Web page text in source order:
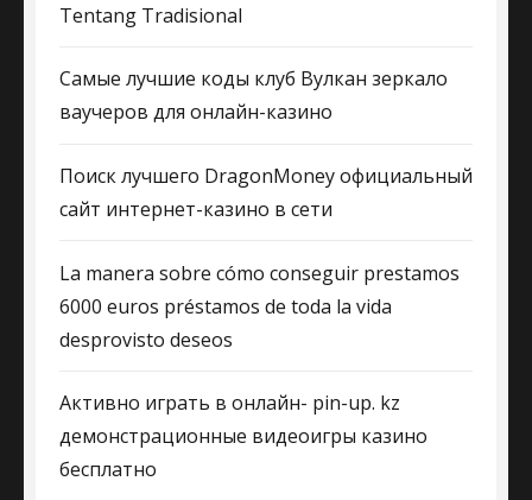
Tentang Tradisional
Самые лучшие коды клуб Вулкан зеркало
ваучеров для онлайн-казино
Поиск лучшего DragonMoney официальный
сайт интернет-казино в сети
La manera sobre cómo conseguir prestamos
6000 euros préstamos de toda la vida
desprovisto deseos
Активно играть в онлайн- pin-up. kz
демонстрационные видеоигры казино
бесплатно